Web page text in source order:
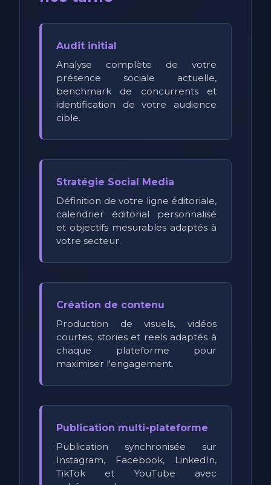
Audit initial
Analyse complète de votre
présence sociale actuelle,
benchmark de concurrents et
identification de votre audience
cible.
Stratégie Social Media
Définition de votre ligne éditoriale,
calendrier éditorial personnalisé
et objectifs mesurables adaptés à
votre secteur.
Création de contenu
Production de visuels, vidéos
courtes, stories et reels adaptés à
chaque plateforme pour
maximiser l'engagement.
Publication multi-plateforme
Publication synchronisée sur
Instagram, Facebook, LinkedIn,
TikTok et YouTube avec